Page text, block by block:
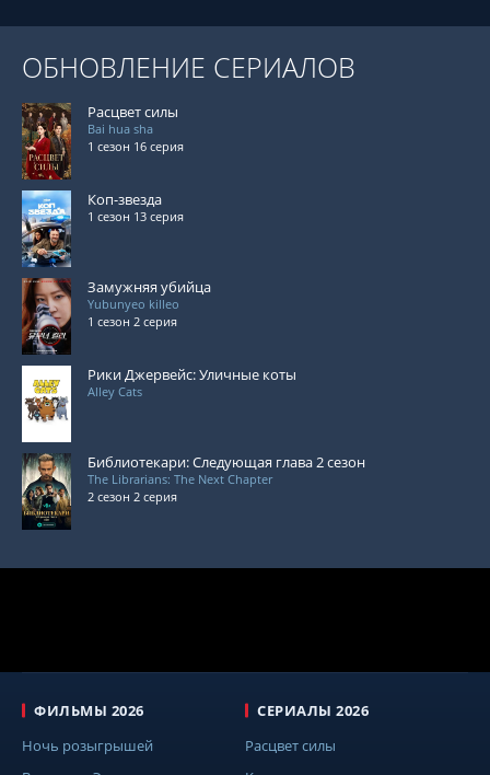
ОБНОВЛЕНИЕ СЕРИАЛОВ
Расцвет силы
Bai hua sha
1 сезон 16 серия
Коп-звезда
1 сезон 13 серия
Замужняя убийца
Yubunyeo killeo
1 сезон 2 серия
Рики Джервейс: Уличные коты
Alley Cats
Библиотекари: Следующая глава 2 сезон
The Librarians: The Next Chapter
2 сезон 2 серия
ФИЛЬМЫ 2026
Ночь розыгрышей
СЕРИАЛЫ 2026
Расцвет силы